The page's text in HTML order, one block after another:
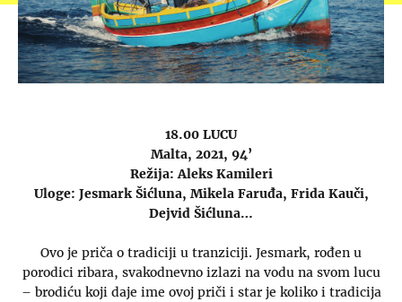
18.00 LUCU
Malta, 2021, 94’
Režija: Aleks Kamileri
Uloge: Jesmark Šićluna, Mikela Faruđa, Frida Kauči,
Dejvid Šićluna…
Ovo je priča o tradiciji u tranziciji. Jesmark, rođen u
porodici ribara, svakodnevno izlazi na vodu na svom lucu
– brodiću koji daje ime ovoj priči i star je koliko i tradicija